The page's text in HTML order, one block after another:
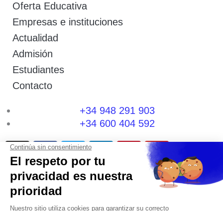
Oferta Educativa
Empresas e instituciones
Actualidad
Admisión
Estudiantes
Contacto
+34 948 291 903
+34 600 404 592
I
n
s
t
a
F
a
c
e
b
T
w
i
t
L
i
n
k
P
n
t
Y
o
u
t